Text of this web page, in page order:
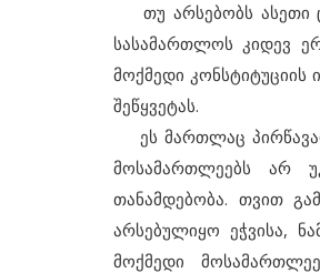
თუ არსებობს ასეთი
სასამართლოს კიდევ
მოქმედი
შეწყვეტას.
ეს მართლაც
მოსამართლეებს არ
თანამდებობა. თვით
არსებულიყო ეჭვისა,
მოქმედი